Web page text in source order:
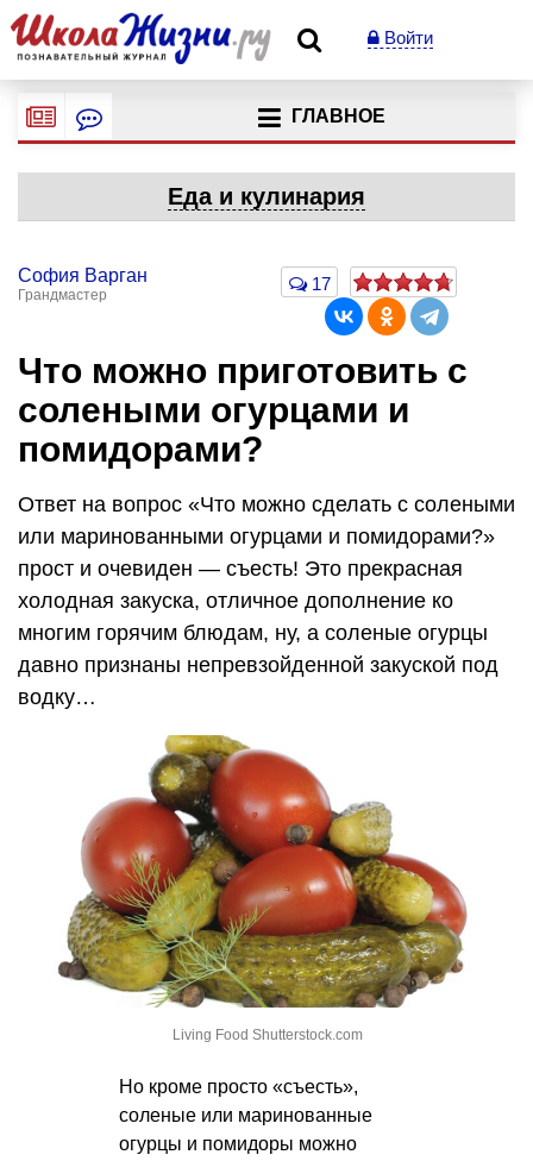
Войти
ГЛАВНОЕ
Еда и кулинария
София Варган
Грандмастер
17
Что можно приготовить с
солеными огурцами и
помидорами?
Ответ на вопрос «Что можно сделать с солеными
или маринованными огурцами и помидорами?»
прост и очевиден — съесть! Это прекрасная
холодная закуска, отличное дополнение ко
многим горячим блюдам, ну, а соленые огурцы
давно признаны непревзойденной закуской под
водку…
Living Food Shutterstock.com
Но кроме просто «съесть»,
соленые или маринованные
огурцы и помидоры можно